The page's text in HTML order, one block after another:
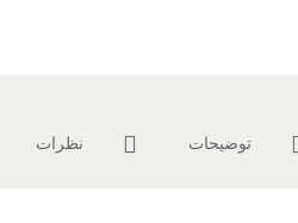
توضیحات نظرات